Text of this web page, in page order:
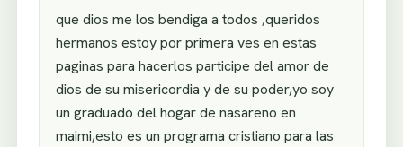
que dios me los bendiga a todos ,queridos
hermanos estoy por primera ves en estas
paginas para hacerlos participe del amor de
dios de su misericordia y de su poder,yo soy
un graduado del hogar de nasareno en
maimi,esto es un programa cristiano para las